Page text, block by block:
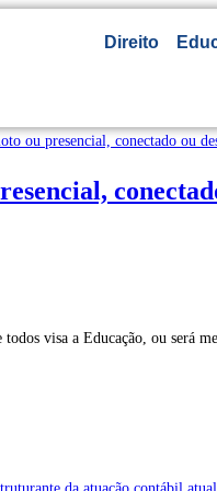
Direito
visa a Educação, ou será